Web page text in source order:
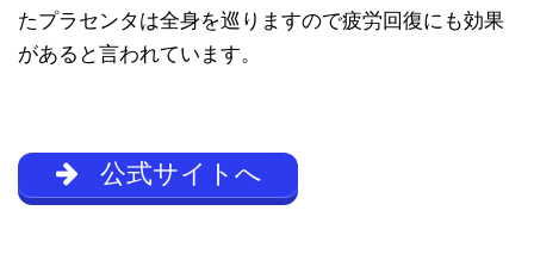
たプラセンタは全身を巡りますので疲労回復にも効果
があると言われています。
公式サイトへ